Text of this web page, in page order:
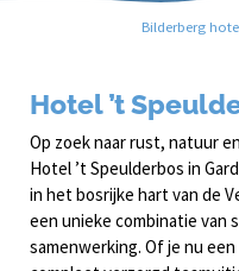
Bilderberg
Hotel ’t
Op zoek naar rust, natuur
Hotel ’t Speulderbos in
in het bosrijke hart van de
een unieke combinatie van
samenwerking. Of je nu